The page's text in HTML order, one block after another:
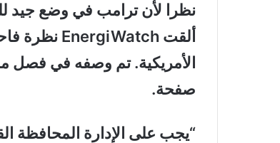
نظرا لأن ترامب في وضع جيد
صفحة.
“يجب على الإدارة المحافظة